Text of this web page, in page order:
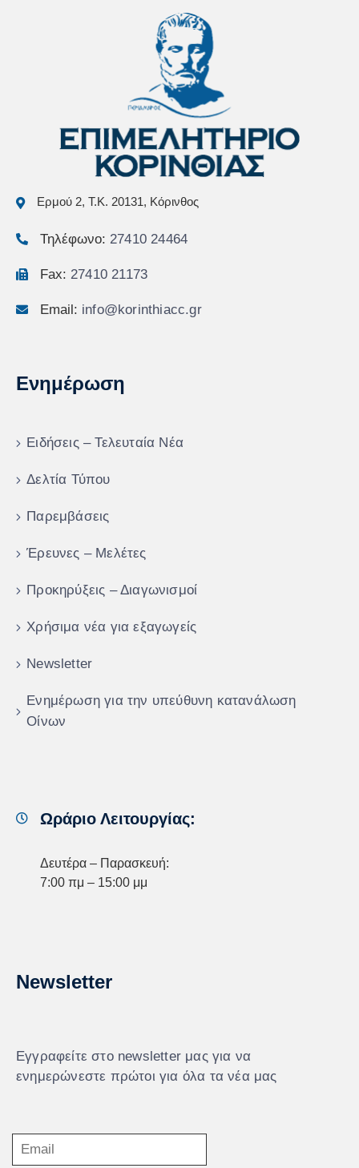
Ερμού 2, Τ.Κ. 20131, Κόρινθος
Τηλέφωνο: 27410 24464
Fax: 27410 21173
Email: info@korinthiacc.gr
Ενημέρωση
Ειδήσεις – Τελευταία Νέα
Δελτία Τύπου
Παρεμβάσεις
Έρευνες – Μελέτες
Προκηρύξεις – Διαγωνισμοί
Χρήσιμα νέα για εξαγωγείς
Newsletter
Ενημέρωση για την υπεύθυνη κατανάλωση
Οίνων
Ωράριο Λειτουργίας:
Δευτέρα – Παρασκευή:
7:00 πμ – 15:00 μμ
Newsletter
Εγγραφείτε στο newsletter μας για να
ενημερώνεστε πρώτοι για όλα τα νέα μας